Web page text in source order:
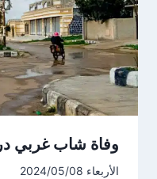
وفاة شاب غربي
الأربعاء 2024/05/08